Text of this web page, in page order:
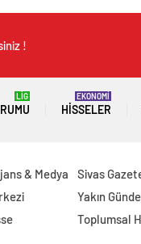
!
LİG
HISSELER
EKONOMİ
& Medya
Sivas
Yakın
Toplumsal